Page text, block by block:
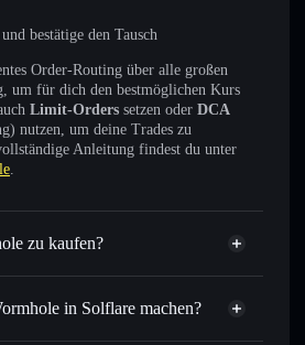
bestätige den Tausch
Order-Routing über alle großen
um für dich den bestmöglichen Kurs
Limit-Orders setzen oder DCA
nutzen, um deine Trades zu
Anleitung findest du unter
.
zu kaufen?
Token
in Solflare machen?
Solflare-Wallet